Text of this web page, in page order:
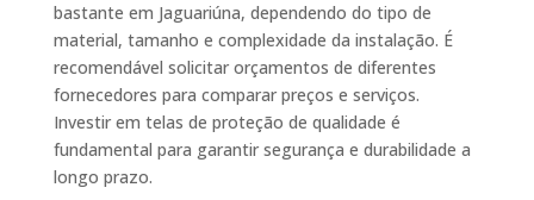
bastante em Jaguariúna, dependendo do tipo de
material, tamanho e complexidade da instalação. É
recomendável solicitar orçamentos de diferentes
fornecedores para comparar preços e serviços.
Investir em telas de proteção de qualidade é
fundamental para garantir segurança e durabilidade a
longo prazo.